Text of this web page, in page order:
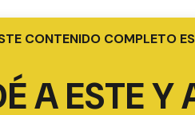
CONTENIDO COMPLETO
A ESTE Y